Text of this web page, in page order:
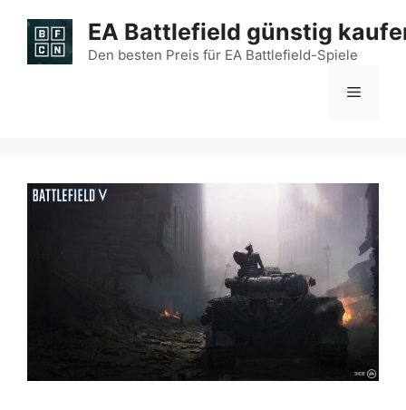
Inhalt
springen
EA Battlefield günstig
Den besten Preis für EA Battlefield-Spiele
Menü